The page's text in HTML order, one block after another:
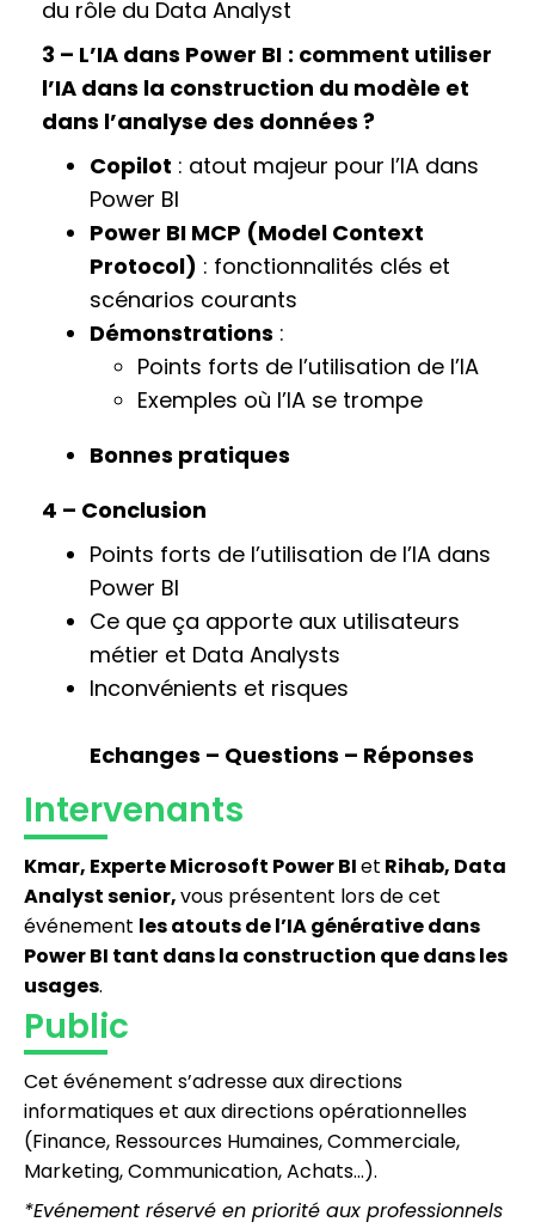
du rôle du Data Analyst
3 – L’IA dans Power BI : comment utiliser
l’IA dans la construction du modèle et
dans l’analyse des données ?
Copilot : atout majeur pour l’IA dans
Power BI
Power BI MCP (Model Context
Protocol) : fonctionnalités clés et
scénarios courants
Démonstrations :
Points forts de l’utilisation de l’IA
Exemples où l’IA se trompe
Bonnes pratiques
4 – Conclusion
Points forts de l’utilisation de l’IA dans
Power BI
Ce que ça apporte aux utilisateurs
métier et Data Analysts
Inconvénients et risques
Echanges – Questions – Réponses
Intervenants
Kmar, Experte Microsoft Power BIet Rihab, Data
Analyst senior,vous présentent lors de cet
événement les atouts de l’IA générative dans
Power BI tant dans la construction que dans les
usages.
Public
Cet événement s’adresse aux directions
informatiques et aux directions opérationnelles
(Finance, Ressources Humaines, Commerciale,
Marketing, Communication, Achats…).
*Evénement réservé en priorité aux professionnels